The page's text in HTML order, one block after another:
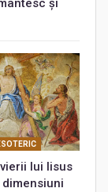
și
lui Iisus